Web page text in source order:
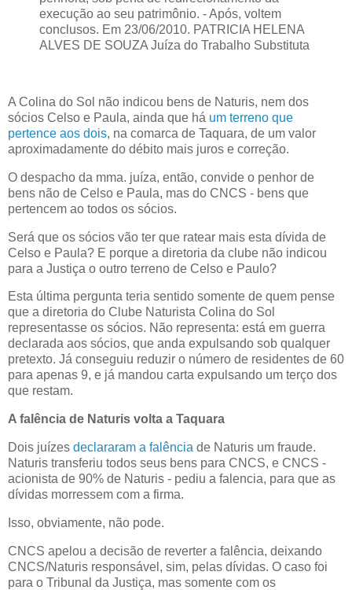
execução ao seu patrimônio. - Após, voltem
conclusos. Em 23/06/2010. PATRICIA HELENA
ALVES DE SOUZA Juíza do Trabalho Substituta
A Colina do Sol não indicou bens de Naturis, nem dos
sócios Celso e Paula, ainda que há um terreno que
pertence aos dois, na comarca de Taquara, de um valor
aproximadamente do débito mais juros e correção.
O despacho da mma. juíza, então, convide o penhor de
bens não de Celso e Paula, mas do CNCS - bens que
pertencem ao todos os sócios.
Será que os sócios vão ter que ratear mais esta dívida de
Celso e Paula? E porque a diretoria da clube não indicou
para a Justiça o outro terreno de Celso e Paulo?
Esta última pergunta teria sentido somente de quem pense
que a diretoria do Clube Naturista Colina do Sol
representasse os sócios. Não representa: está em guerra
declarada aos sócios, que anda expulsando sob qualquer
pretexto. Já conseguiu reduzir o número de residentes de 60
para apenas 9, e já mandou carta expulsando um terço dos
que restam.
A falência de Naturis volta a Taquara
Dois juízes declararam a falência de Naturis um fraude.
Naturis transferiu todos seus bens para CNCS, e CNCS -
acionista de 90% de Naturis - pediu a falencia, para que as
dívidas morressem com a firma.
Isso, obviamente, não pode.
CNCS apelou a decisão de reverter a falência, deixando
CNCS/Naturis responsável, sim, pelas dívidas. O caso foi
para o Tribunal da Justiça, mas somente com os